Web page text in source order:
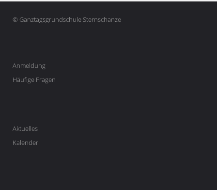
© Ganztagsgrundschule Sternschanze
Anmeldung
Häufige Fragen
Aktuelles
Kalender